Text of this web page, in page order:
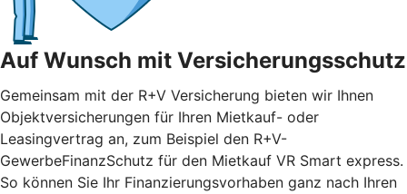
Auf Wunsch mit Versicherungsschutz
Gemeinsam mit der R+V Versicherung bieten wir Ihnen
Objektversicherungen für Ihren Mietkauf- oder
Leasingvertrag an, zum Beispiel den R+V-
GewerbeFinanzSchutz für den Mietkauf VR Smart express.
So können Sie Ihr Finanzierungsvorhaben ganz nach Ihren